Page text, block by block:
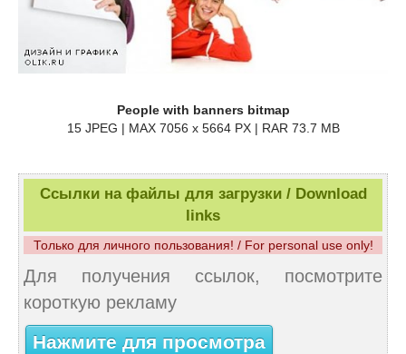
People with banners bitmap
15 JPEG | MAX 7056 x 5664 PX | RAR 73.7 MB
Ссылки на файлы для загрузки / Download
links
Только для личного пользования! / For personal use only!
Для получения ссылок, посмотрите
короткую рекламу
Нажмите для просмотра